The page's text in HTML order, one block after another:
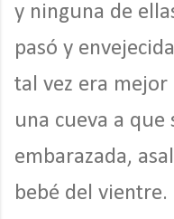
y ninguna de
pasó y
tal vez era mejor
una cueva a que
embarazada,
bebé del vientre.